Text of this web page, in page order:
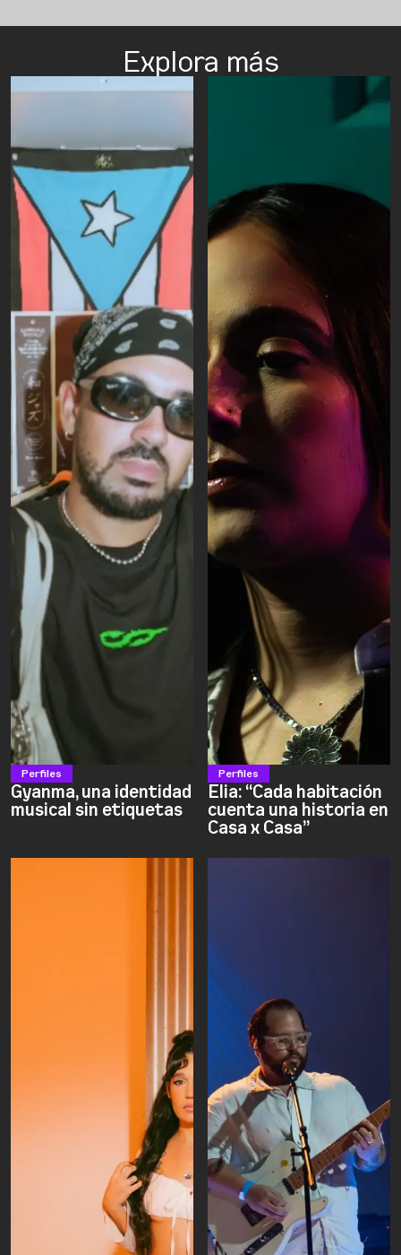
Explora más
Perfiles
Gyanma, una identidad
musical sin etiquetas
Perfiles
Elia: “Cada habitación
cuenta una historia en
Casa x Casa”